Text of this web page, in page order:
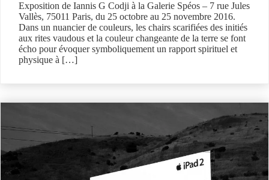
Exposition de Iannis G Codji à la Galerie Spéos – 7 rue Jules
Vallès, 75011 Paris, du 25 octobre au 25 novembre 2016.
Dans un nuancier de couleurs, les chairs scarifiées des initiés
aux rites vaudous et la couleur changeante de la terre se font
écho pour évoquer symboliquement un rapport spirituel et
physique à […]